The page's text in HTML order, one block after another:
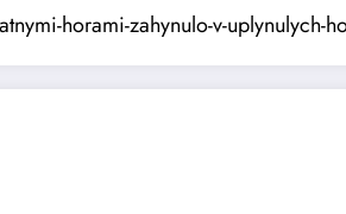
horami-zahynulo-v-uplynulych-